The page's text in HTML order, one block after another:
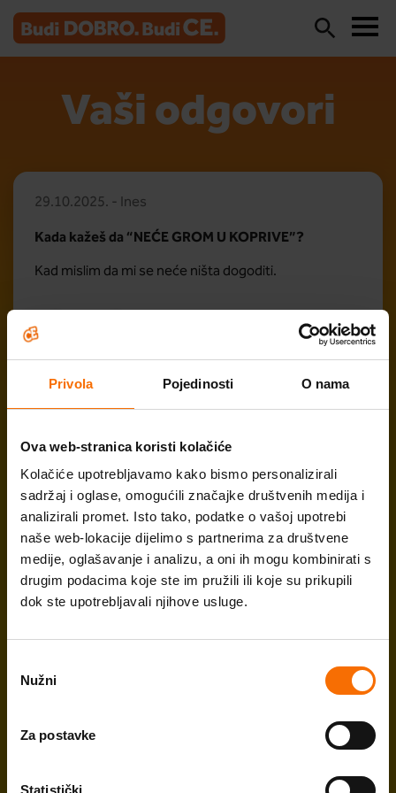
Privola Pojedinosti O nama
Ova web-stranica koristi kolačiće
Kolačiće upotrebljavamo kako bismo personalizirali
sadržaj i oglase, omogućili značajke društvenih medija i
analizirali promet. Isto tako, podatke o vašoj upotrebi
naše web-lokacije dijelimo s partnerima za društvene
medije, oglašavanje i analizu, a oni ih mogu kombinirati s
drugim podacima koje ste im pružili ili koje su prikupili
dok ste upotrebljavali njihove usluge.
pristanka
Nužni
Za postavke
Statistički
Škola optimističnog roditeljstva
Probudi optimizam
Program za optimizam
Videosavjeti
Vaši odgovori
29.10.2025. - Ines
Kada kažeš da “NEĆE GROM U KOPRIVE”?
Kad mislim da mi se neće ništa dogoditi.
Kada ti se neće ništa dogoditi
Učitaj više